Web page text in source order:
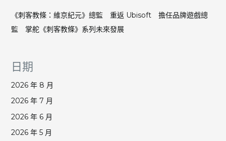
《刺客教條：維京紀元》總監 重返 Ubisoft 擔任品牌遊戲總
監 掌舵《刺客教條》系列未來發展
日期
2026 年 8 月
2026 年 7 月
2026 年 6 月
2026 年 5 月